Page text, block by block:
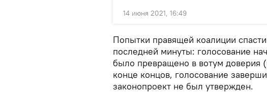
14 июня 2021, 16:49
Попытки правящей коалиции
последней минуты: голосование
было превращено в вотум доверия
конце концов, голосование
законопроект не был утвержден.